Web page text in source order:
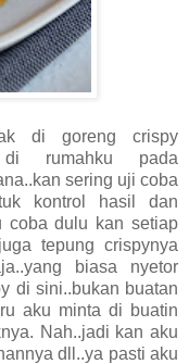
di goreng crispy
di rumahku pada
sering uji coba
kontrol hasil dan
coba dulu kan setiap
tepung crispynya
biasa nyetor
di sini..bukan buatan
aku minta di buatin
Nah..jadi kan aku
dll..ya pasti aku